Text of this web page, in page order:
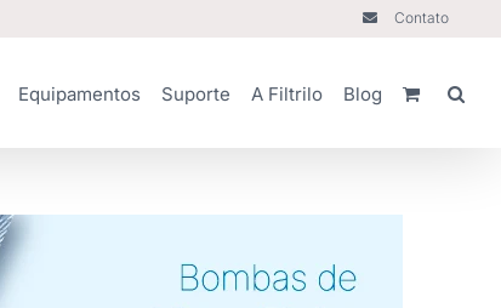
Contato
Equipamentos Suporte A Filtrilo Blog